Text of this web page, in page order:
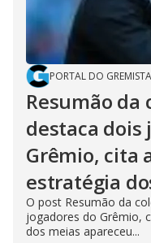
PORTAL DO GREMISTA
Resumão da
destaca dois
Grêmio, cita
estratégia
O post Resumão da
jogadores do Grêmio,
dos meias apareceu...